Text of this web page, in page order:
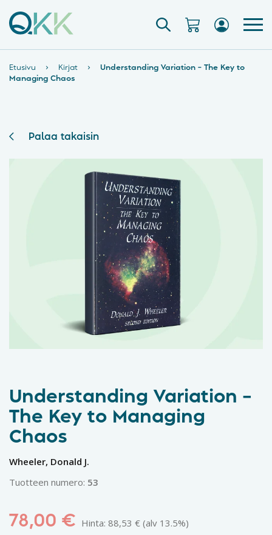
Etusivu › Kirjat ›
Understanding Variation – The Key to
Managing Chaos
Palaa takaisin
Understanding Variation –
The Key to Managing
Chaos
Wheeler, Donald J.
Tuotteen numero: 53
78,00 € Hinta: 88,53 € (alv 13.5%)